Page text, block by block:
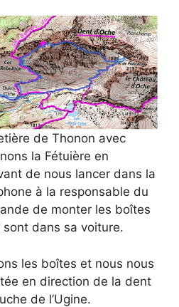
de Thonon avec
la Fétuière en
de nous lancer dans la
à la responsable du
de monter les boîtes
dans sa voiture.
les boîtes et nous nous
en direction de la dent
de l’Ugine.